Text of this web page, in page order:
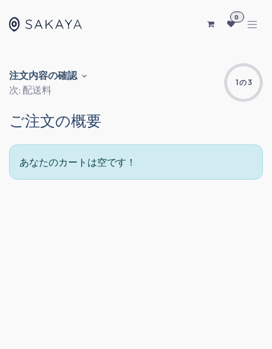
0
注文内容の確認
次: 配送料
1 の 3
ご注文の概要
あなたのカートは空です！